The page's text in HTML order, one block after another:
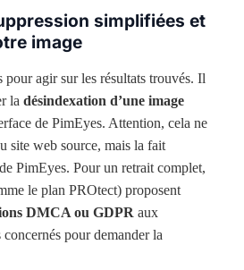
simplifiées et
image
agir sur les résultats trouvés. Il
la désindexation d’une image
de PimEyes. Attention, cela ne
site web source, mais la fait
PimEyes. Pour un retrait complet,
le plan PROtect) proposent
DMCA ou GDPR aux
pour demander la